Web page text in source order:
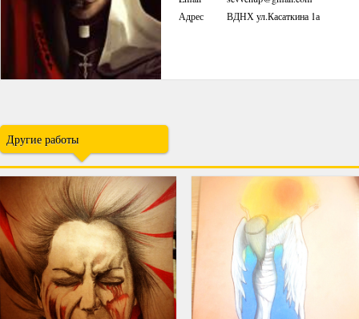
Адрес
ВДНХ ул.Касаткина 1а
Другие работы